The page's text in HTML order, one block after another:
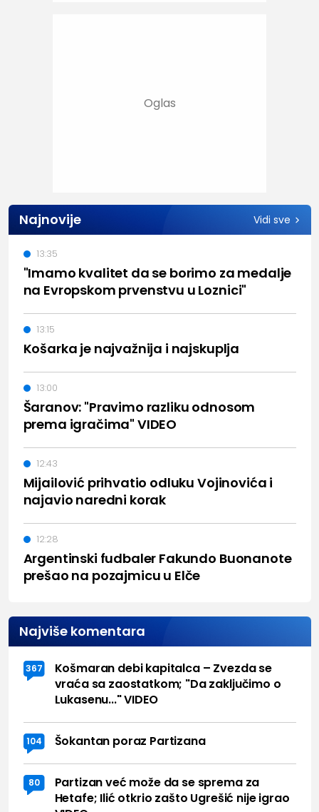
Najnovije Vidi sve
"Imamo kvalitet da se borimo za medalje
na Evropskom prvenstvu u Loznici"
13:35
Košarka je najvažnija i najskuplja
13:15
Šaranov: "Pravimo razliku odnosom
prema igračima" VIDEO
13:00
Mijailović prihvatio odluku Vojinovića i
najavio naredni korak
12:43
Argentinski fudbaler Fakundo Buonanote
prešao na pozajmicu u Elče
12:28
Najviše komentara
367
Košmaran debi kapitalca – Zvezda se
vraća sa zaostatkom; "Da zaključimo o
Lukasenu..." VIDEO
104 Šokantan poraz Partizana
80
Partizan već može da se sprema za
Hetafe; Ilić otkrio zašto Ugrešić nije igrao